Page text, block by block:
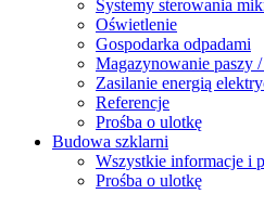
Systemy sterowania
Oświetlenie
Gospodarka odpadami
Magazynowanie paszy
Zasilanie energią
Referencje
Prośba o ulotkę
Budowa szklarni
Wszystkie informacje i
Prośba o ulotkę